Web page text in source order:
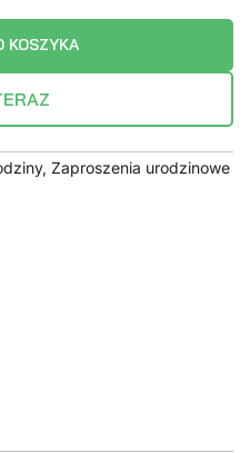
KOSZYKA
, Zaproszenia urodzinowe